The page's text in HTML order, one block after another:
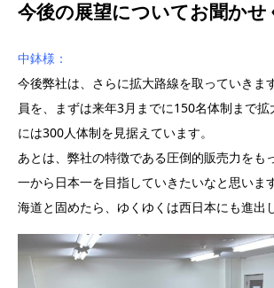
今後の展望についてお聞かせ
中鉢様：
今後弊社は、さらに拡大路線を取っていきま
員を、まずは来年3月までに150名体制まで
には300人体制を見据えています。
あとは、弊社の特徴である圧倒的販売力をも
一から日本一を目指していきたいなと思いま
海道と固めたら、ゆくゆくは西日本にも進出